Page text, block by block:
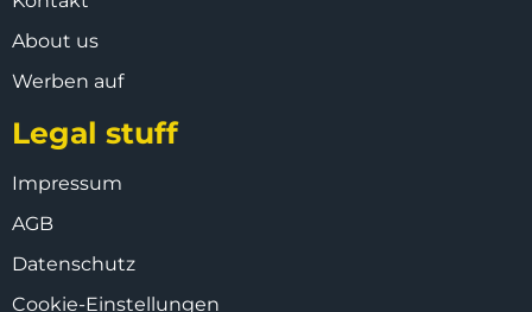
About us
Werben auf
Legal stuff
Impressum
AGB
Datenschutz
Cookie-Einstellungen